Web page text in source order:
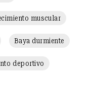
muscular
Baya durmiente
deportivo